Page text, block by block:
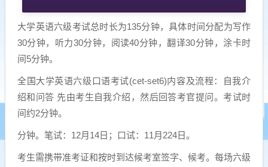
大学英语六级考试总时长为135分钟，具体时间分配为写作
30分钟，听力30分钟，阅读40分钟，翻译30分钟，涂卡时
间5分钟。
全国大学英语六级口语考试(cet-set6)内容及流程：自我介
绍和问答 先由考生自我介绍，然后回答考官提问。考试时
间约2分钟。
分钟。笔试：12月14日；口试：11月224日。
考生需携带准考证和按时到达候考室签字、候考。每场六级